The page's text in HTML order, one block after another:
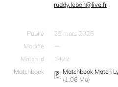
ruddy.lebon@live.fr
Publié
25 mars 2026
Modifié
—
Match id
1422
Matchbook
Matchbook Match
(1.06 Mo)